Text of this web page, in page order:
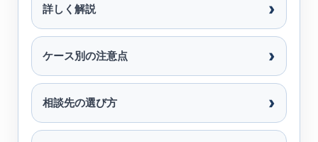
詳しく解説
ケース別の注意点
相談先の選び方